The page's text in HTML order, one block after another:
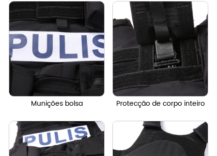
Munições bolsa Protecção de corpo inteiro